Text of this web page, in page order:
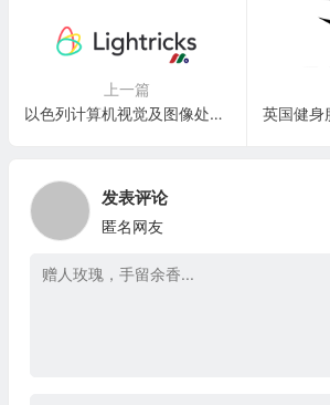
上一篇
以色列计算机视觉及图像处理技术独角兽：Lightricks LTD
发表评论
匿名网友